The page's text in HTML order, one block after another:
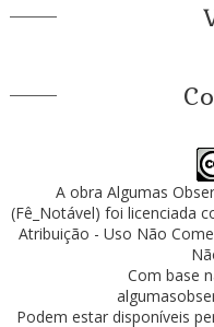
A obra Algumas
(Fê_Notável) foi licenciada
Atribuição - Uso Não
Com base
Podem estar disponíveis